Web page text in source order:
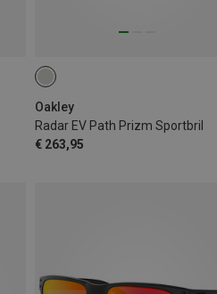
Oakley
Radar EV Path Prizm Sportbril
€ 263,95